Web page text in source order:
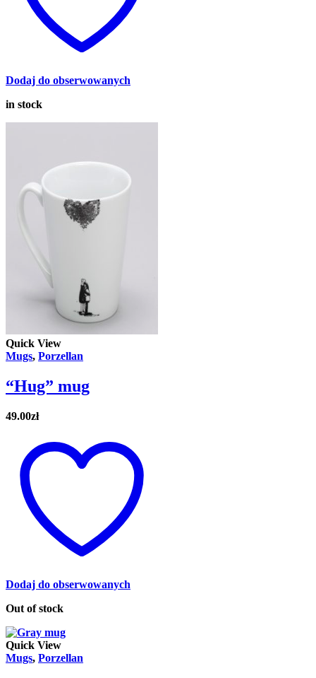
Dodaj do obserwowanych
in stock
Quick View
Mugs, Porzellan
“Hug” mug
49.00zł
Dodaj do obserwowanych
Out of stock
Quick View
Mugs, Porzellan